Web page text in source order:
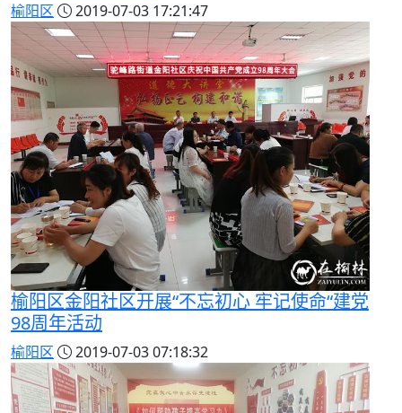
榆阳区 2019-07-03 17:21:47
榆阳区金阳社区开展“不忘初心 牢记使命“建党
98周年活动
榆阳区 2019-07-03 07:18:32